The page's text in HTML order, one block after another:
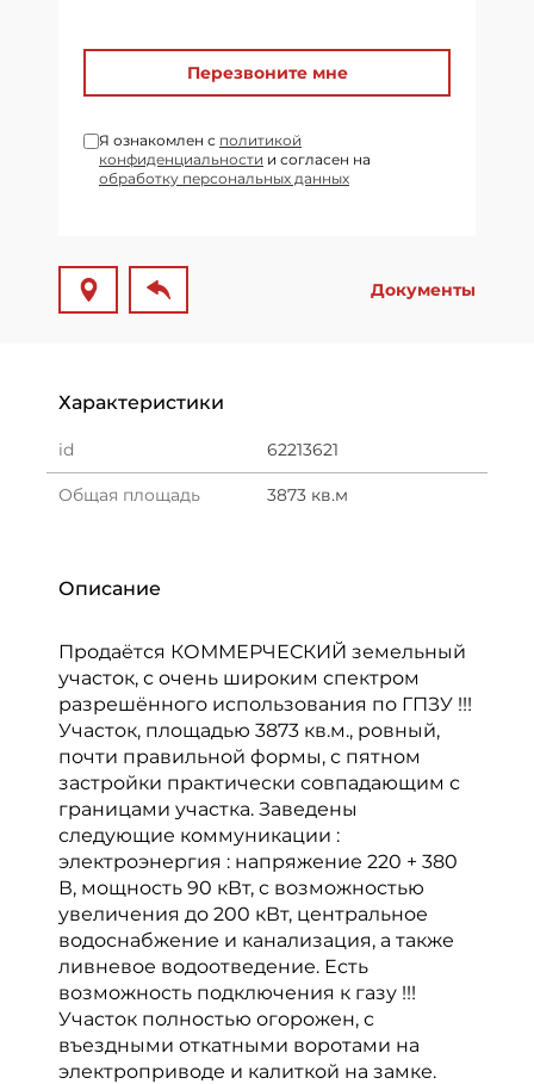
Перезвоните мне
Я ознакомлен с политикой
конфиденциальности и согласен на
обработку персональных данных
Документы
Характеристики
id 62213621
Общая площадь 3873 кв.м
Описание
Продаётся КОММЕРЧЕСКИЙ земельный
участок, с очень широким спектром
разрешённого использования по ГПЗУ !!!
Участок, площадью 3873 кв.м., ровный,
почти правильной формы, с пятном
застройки практически совпадающим с
границами участка. Заведены
следующие коммуникации :
электроэнергия : напряжение 220 + 380
В, мощность 90 кВт, с возможностью
увеличения до 200 кВт, центральное
водоснабжение и канализация, а также
ливневое водоотведение. Есть
возможность подключения к газу !!!
Участок полностью огорожен, с
въездными откатными воротами на
электроприводе и калиткой на замке.